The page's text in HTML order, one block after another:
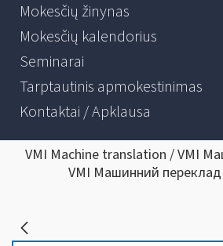
Mokesčių žinynas
Mokesčių kalendorius
Seminarai
Tarptautinis apmokestinimas
Kontaktai / Apklausa
VMI Machine translation / VMI
VMI Машинний